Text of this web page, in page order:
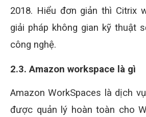
2018. Hiểu đơn giản thì Citrix
giải pháp không gian kỹ thuật
công nghệ.
2.3. Amazon workspace là gì
Amazon WorkSpaces là dịch
được quản lý hoàn toàn cho